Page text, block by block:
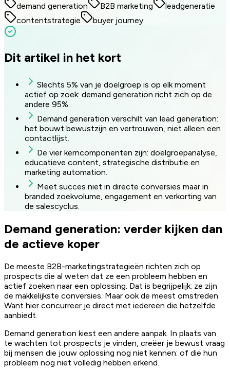
demand generation B2B marketing
leadgeneratie
contentstrategie
buyer journey
Dit artikel in het kort
Slechts 5% van je doelgroep is op elk moment
actief op zoek: demand generation richt zich op de
andere 95%.
Demand generation verschilt van lead generation:
het bouwt bewustzijn en vertrouwen, niet alleen een
contactlijst.
De vier kerncomponenten zijn: doelgroepanalyse,
educatieve content, strategische distributie en
marketing automation.
Meet succes niet in directe conversies maar in
branded zoekvolume, engagement en verkorting van
de salescyclus.
Demand generation: verder kijken dan
de actieve koper
De meeste B2B-marketingstrategieën richten zich op
prospects die al weten dat ze een probleem hebben en
actief zoeken naar een oplossing. Dat is begrijpelijk: ze zijn
de makkelijkste conversies. Maar ook de meest omstreden.
Want hier concurreer je direct met iedereen die hetzelfde
aanbiedt.
Demand generation kiest een andere aanpak. In plaats van
te wachten tot prospects je vinden, creëer je bewust vraag
bij mensen die jouw oplossing nog niet kennen: of die hun
probleem nog niet volledig hebben erkend.